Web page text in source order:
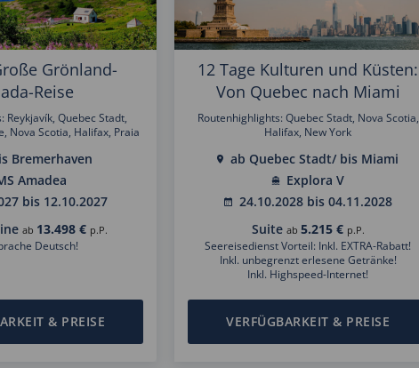
Grönland-
Reise
Reykjavík, Quebec Stadt,
Nova Scotia, Halifax, Praia
Bremerhaven
Amadea
bis 12.10.2027
ab 13.498 € p.P.
Deutsch!
& PREISE
12 Tage Kulturen und Küsten:
Von Quebec nach Miami
Routenhighlights: Quebec Stadt, Nova Scotia,
Halifax, New York
ab Quebec Stadt/ bis Miami
Explora V
24.10.2028 bis 04.11.2028
Suite ab 5.215 € p.P.
Seereisedienst Vorteil: Inkl. EXTRA-Rabatt!
Inkl. unbegrenzt erlesene Getränke!
Inkl. Highspeed-Internet!
VERFÜGBARKEIT & PREISE